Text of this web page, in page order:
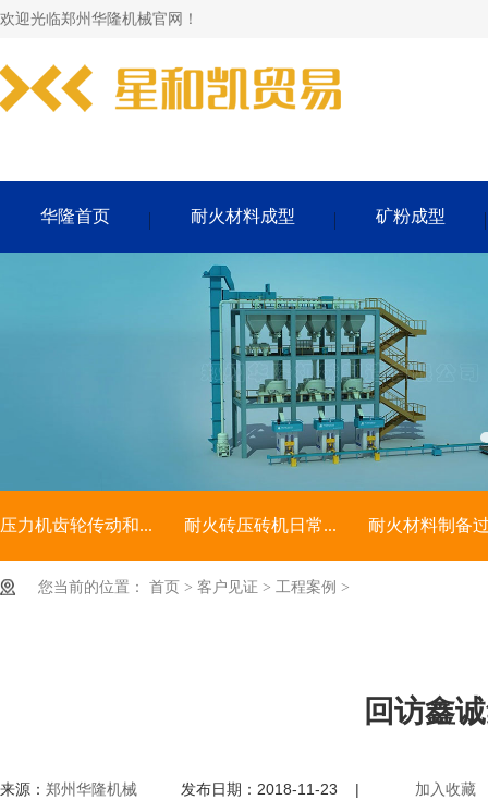
欢迎光临郑州华隆机械官网！
华隆首页 耐火材料成型 矿粉成型
压力机齿轮传动和... 耐火砖压砖机日常... 耐火材料制备
您当前的位置： 首页 > 客户见证 > 工程案例 >
回访鑫
来源： 郑州华隆机械 发布日期：2018-11-23 | 加入收藏